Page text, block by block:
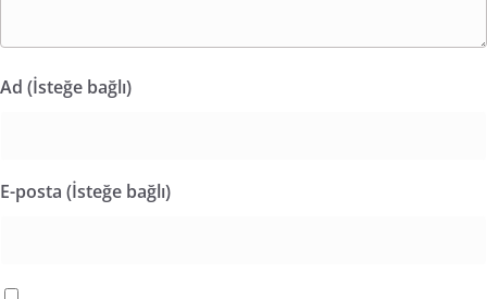
Ad (İsteğe bağlı)
E-posta (İsteğe bağlı)